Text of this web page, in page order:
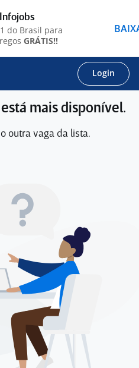
Login
está mais disponível.
outra vaga da lista.
do Brasil para
GRÁTIS!!